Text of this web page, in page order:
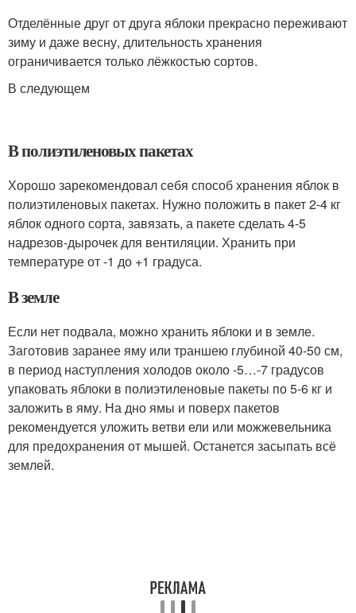
Отделённые друг от друга яблоки прекрасно переживают
зиму и даже весну, длительность хранения
ограничивается только лёжкостью сортов.
В следующем
В полиэтиленовых пакетах
Хорошо зарекомендовал себя способ хранения яблок в
полиэтиленовых пакетах. Нужно положить в пакет 2-4 кг
яблок одного сорта, завязать, а пакете сделать 4-5
надрезов-дырочек для вентиляции. Хранить при
температуре от -1 до +1 градуса.
В земле
Если нет подвала, можно хранить яблоки и в земле.
Заготовив заранее яму или траншею глубиной 40-50 см,
в период наступления холодов около -5…-7 градусов
упаковать яблоки в полиэтиленовые пакеты по 5-6 кг и
заложить в яму. На дно ямы и поверх пакетов
рекомендуется уложить ветви ели или можжевельника
для предохранения от мышей. Останется засыпать всё
землей.